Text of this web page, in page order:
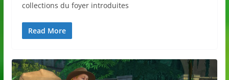
collections du foyer introduites
Read More